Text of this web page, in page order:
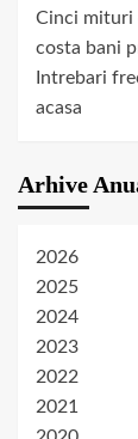
Cinci mituri
costa bani
Intrebari
acasa
Arhive
2026
2025
2024
2023
2022
2021